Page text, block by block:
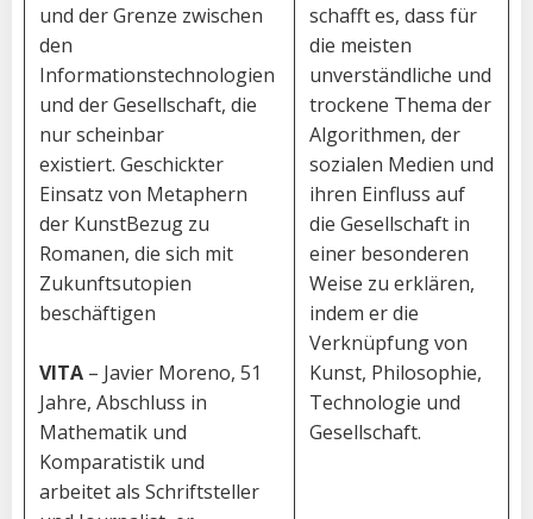
und der Grenze zwischen
den
Informationstechnologien
und der Gesellschaft, die
nur scheinbar
existiert. Geschickter
Einsatz von Metaphern
der KunstBezug zu
Romanen, die sich mit
Zukunftsutopien
beschäftigen
VITA – Javier Moreno, 51
Jahre, Abschluss in
Mathematik und
Komparatistik und
arbeitet als Schriftsteller
schafft es, dass für
die meisten
unverständliche und
trockene Thema der
Algorithmen, der
sozialen Medien und
ihren Einfluss auf
die Gesellschaft in
einer besonderen
Weise zu erklären,
indem er die
Verknüpfung von
Kunst, Philosophie,
Technologie und
Gesellschaft.